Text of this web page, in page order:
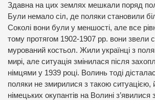
Здавна на цих землях мешкали поряд
Були немало сіл, де поляки становили
Соколі вони були у меншості, але все
тому протягом 1902-1907 рр. вони звели
мурований костьол. Жили українці з
мирі, але ситуація змінилася після
німцями у 1939 році. Волинь тоді
поляки не змирилися з такою ситуацією,
німецьких окупантів на Волині з’явилися